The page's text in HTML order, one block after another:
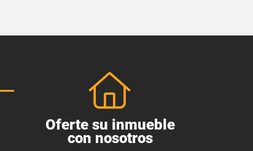
Oferte su inmueble
con nosotros